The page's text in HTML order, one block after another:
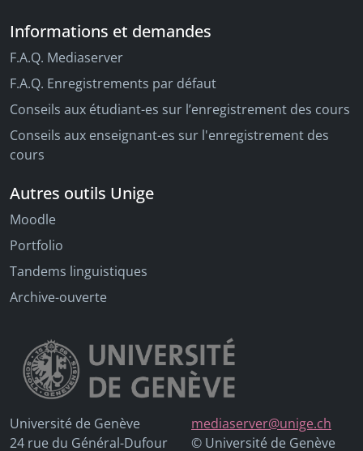
Informations et demandes
F.A.Q. Mediaserver
F.A.Q. Enregistrements par défaut
Conseils aux étudiant-es sur l’enregistrement des cours
Conseils aux enseignant-es sur l'enregistrement des
cours
Autres outils Unige
Moodle
Portfolio
Tandems linguistiques
Archive-ouverte
Université de Genève
24 rue du Général-Dufour
mediaserver@unige.ch
© Université de Genève